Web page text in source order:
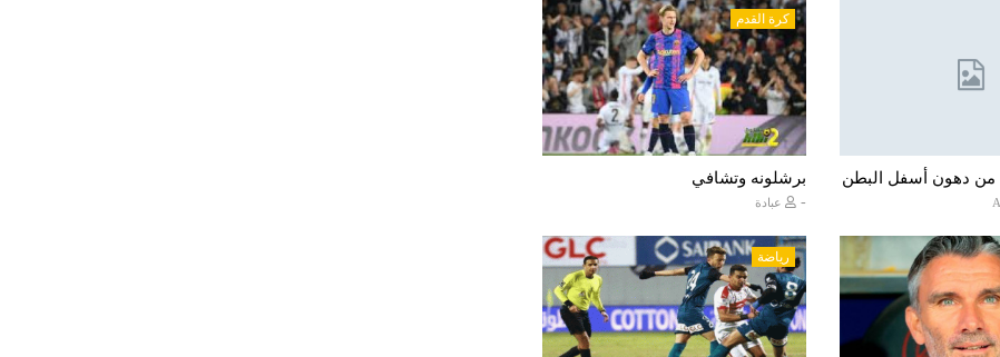
من دهون أسفل البطن
كرة القدم
برشلونه وتشافي
- عبادة
رياضة